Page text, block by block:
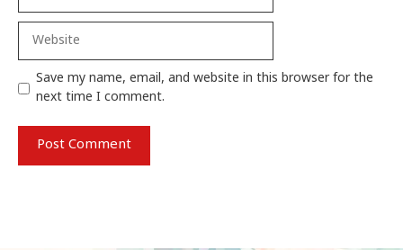
Website
Save my name, email, and website in this browser for the
next time I comment.